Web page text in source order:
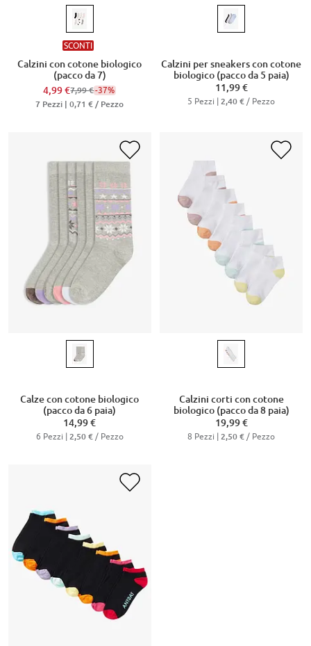
SCONTI
Calzini con cotone biologico
(pacco da 7)
4,99 €7,99 €-37%
7 Pezzi |0,71 € / Pezzo
Calzini per sneakers con cotone
biologico (pacco da 5 paia)
11,99 €
5 Pezzi | 2,40 € / Pezzo
Calze con cotone biologico
(pacco da 6 paia)
14,99 €
6 Pezzi | 2,50 €/ Pezzo
Calzini corti con cotone
biologico (pacco da 8 paia)
19,99 €
8 Pezzi | 2,50 € / Pezzo